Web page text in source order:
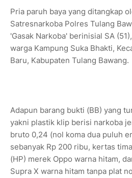
Pria paruh baya yang ditangkap
Satresnarkoba Polres Tulang
'Gasak Narkoba' berinisial SA
warga Kampung Suka Bhakti,
Baru, Kabupaten Tulang Bawang.
Adapun barang bukti (BB) yang
yakni plastik klip berisi narkoba
bruto 0,24 (nol koma dua puluh
sebanyak Rp 200 ribu, kertas
(HP) merek Oppo warna hitam,
Supra X warna hitam tanpa plat